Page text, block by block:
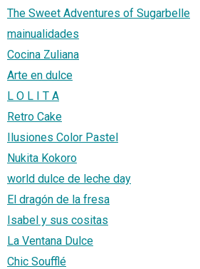
The Sweet Adventures of Sugarbelle
mainualidades
Cocina Zuliana
Arte en dulce
L O L I T A
Retro Cake
Ilusiones Color Pastel
Nukita Kokoro
world dulce de leche day
El dragón de la fresa
Isabel y sus cositas
La Ventana Dulce
Chic Soufflé